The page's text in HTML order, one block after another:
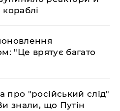
"Це врятує багато
про "російський слід"
знали, що Путін